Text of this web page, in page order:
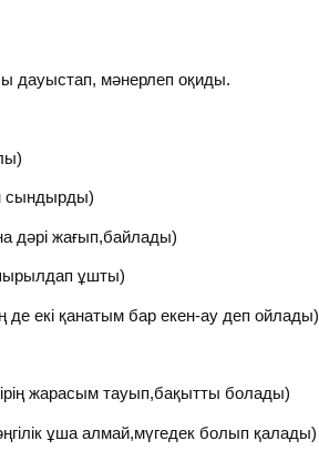
дауыстап, мәнерлеп оқиды.
сындырды)
дәрі жағып,байлады)
ұшты)
де екі қанатым бар екен-ау деп ойлады)
жарасым тауып,бақытты болады)
ұша алмай,мүгедек болып қалады)